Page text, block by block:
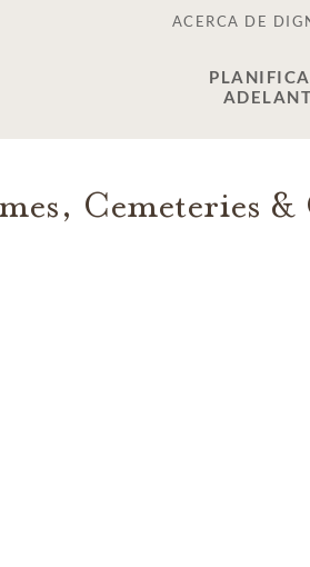
ACERCA DE
Cemeteries